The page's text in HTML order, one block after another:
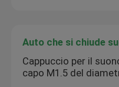
Auto che si chiude
Cappuccio per il
capo M1.5 del